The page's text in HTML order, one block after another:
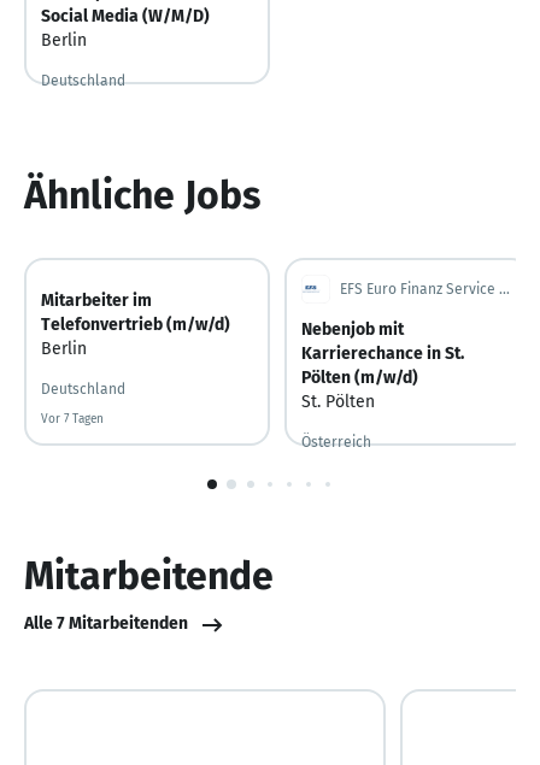
Social Media (W/M/D)
Berlin
Deutschland
Ähnliche Jobs
Mitarbeiter im
Telefonvertrieb (m/w/d)
Berlin
Deutschland
Vor 7 Tagen
Vor 7 Tagen veröffentlicht
EFS Euro Finanz Service Vermittlungs AG
Nebenjob mit
Karrierechance in St.
Pölten (m/w/d)
St. Pölten
Österreich
Mitarbeitende
Alle 7 Mitarbeitenden